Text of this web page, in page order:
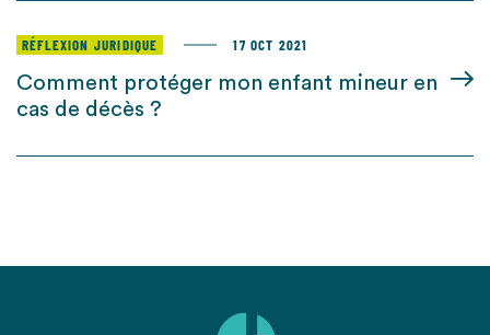
RÉFLEXION JURIDIQUE 17 OCT 2021
Comment protéger mon enfant mineur en
cas de décès ?